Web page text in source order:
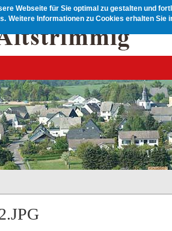
Webseite für Sie optimal zu gestalten und
Weitere Informationen zu Cookies erhalten Sie